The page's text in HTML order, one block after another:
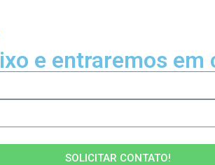
e entraremos em
SOLICITAR CONTATO!